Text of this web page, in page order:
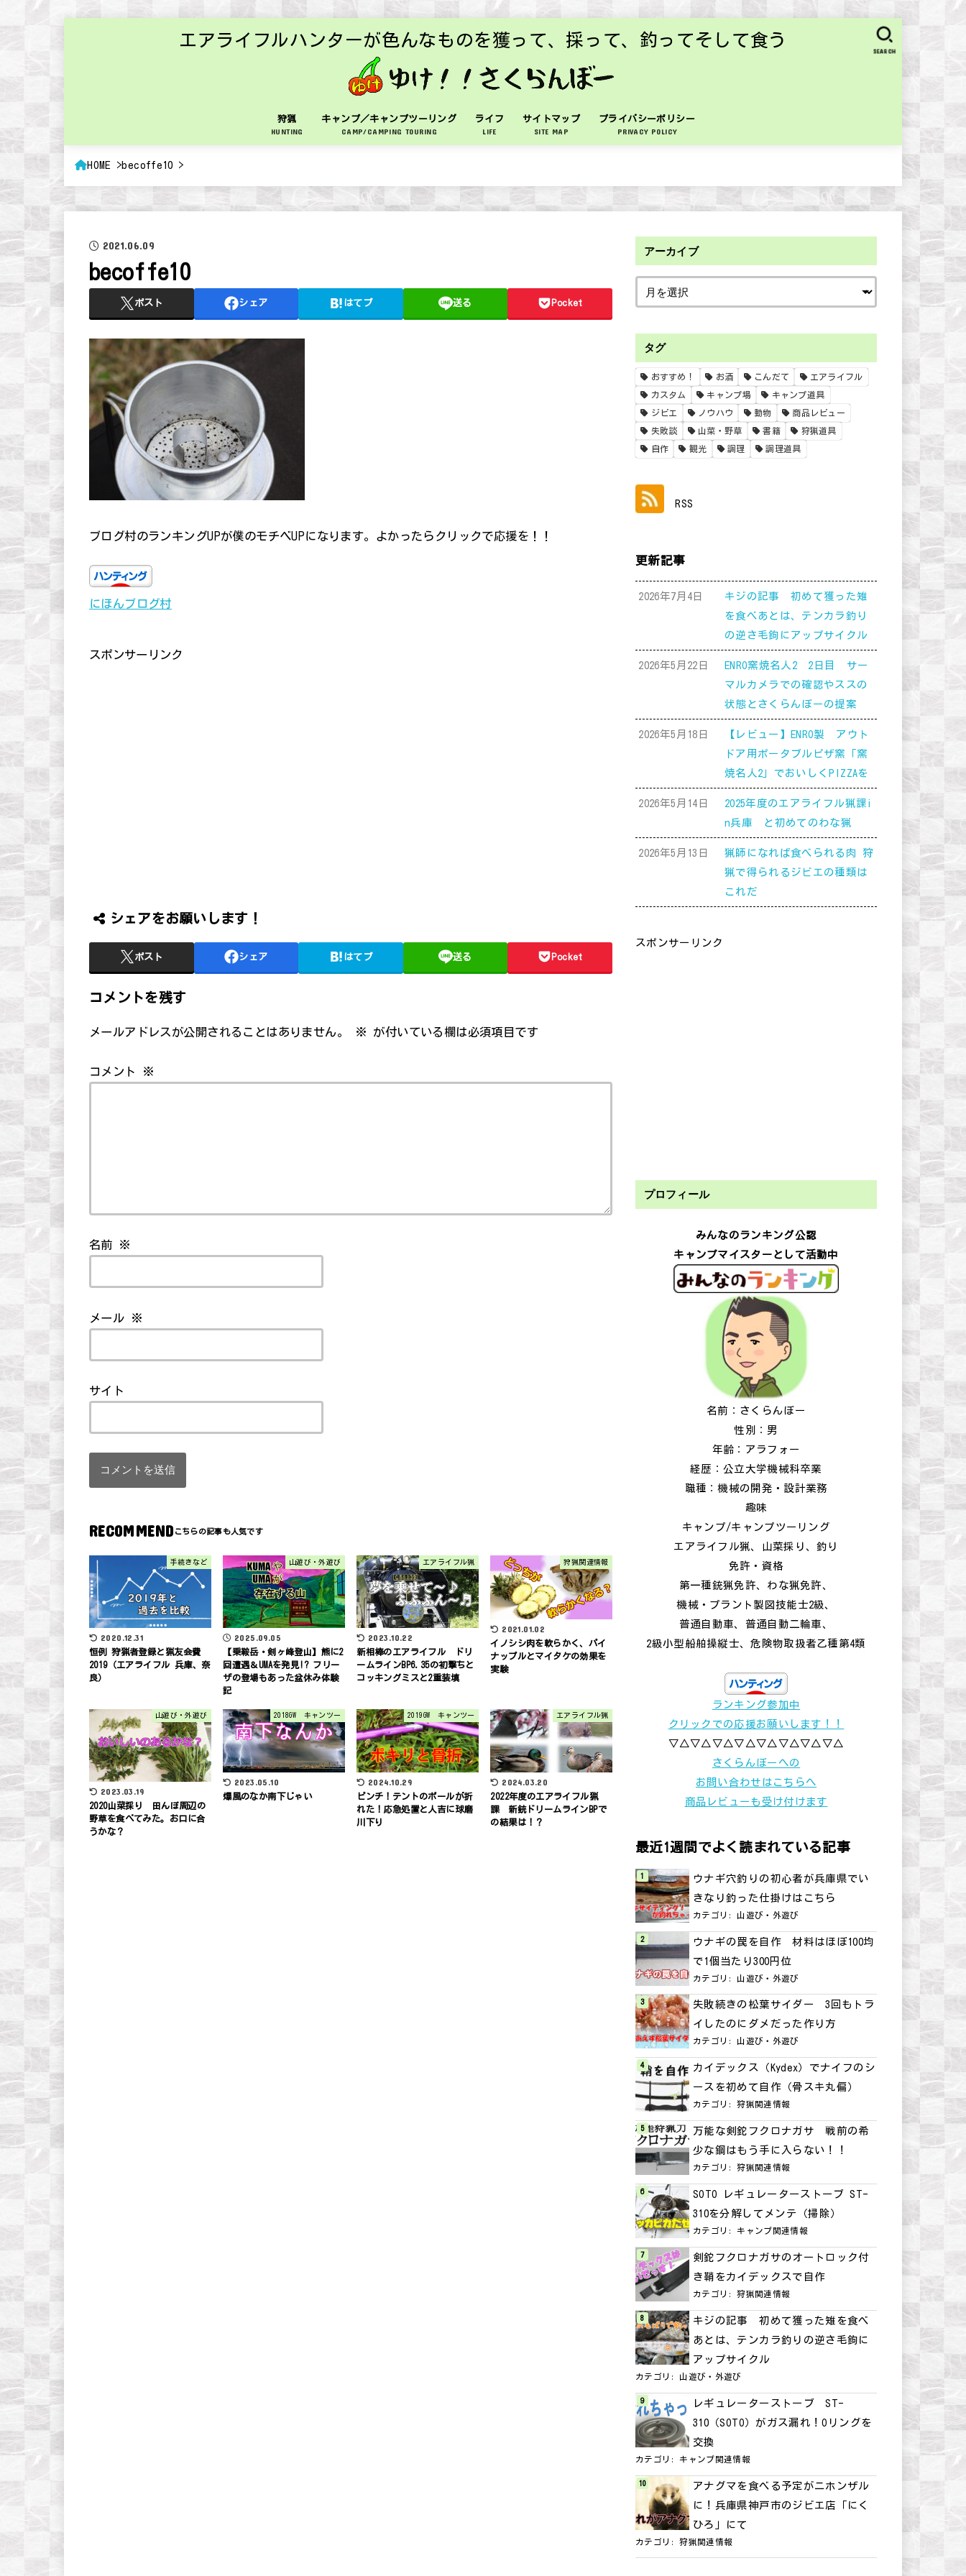
エアライフルハンターが色んなものを獲って、採って、釣ってそして食う
狩猟
HUNTING
キャンプ／キャンプツーリング
CAMP/CAMPING TOURING
ライフ
LIFE
サイトマップ
SITE MAP
プライバシーポリシー
PRIVACY POLICY
SEARCH
HOME becoffe10
2021.06.09
becoffe10
ポスト シェア はてブ 送る Pocket
ブログ村のランキングUPが僕のモチベUPになります。よかったらクリックで応援を！！
にほんブログ村
スポンサーリンク
シェアをお願いします！
ポスト シェア はてブ 送る Pocket
コメントを残す
メールアドレスが公開されることはありません。 ※ が付いている欄は必須項目です
コメント ※
名前 ※
メール ※
サイト
RECOMMEND
手続きなど
2020.12.31
恒例 狩猟者登録と猟友会費
2019（エアライフル 兵庫、奈
良）
山遊び・外遊び
2025.09.05
【乗鞍岳・剣ヶ峰登山】熊に2
回遭遇＆UMAを発見!? フリー
ザの登場もあった盆休み体験
記
エアライフル猟
2023.10.22
新相棒のエアライフル ドリ
ームラインBP6.35の初撃ちと
コッキングミスと2重装填
狩猟関連情報
2021.01.02
イノシシ肉を軟らかく、パイ
ナップルとマイタケの効果を
実験
山遊び・外遊び
2023.03.19
2020山菜採り 田んぼ周辺の
野草を食べてみた。お口に合
うかな？
2018GW キャンツー
2023.05.10
爆風のなか南下じゃい
2019GW キャンツー
2024.10.29
ピンチ！テントのポールが折
れた！応急処置と人吉に球磨
川下り
エアライフル猟
2024.03.20
2022年度のエアライフル猟
課 新銃ドリームラインBPで
の結果は！？
アーカイブ
タグ
おすすめ！ お酒 こんだて エアライフル
カスタム キャンプ場 キャンプ道具
ジビエ ノウハウ 動物 商品レビュー
失敗談 山菜・野草 書籍 狩猟道具
自作 観光 調理 調理道具
RSS
更新記事
2026年7月4日
キジの記事 初めて獲った雉
を食べあとは、テンカラ釣り
の逆さ毛鉤にアップサイクル
2026年5月22日
ENRO窯焼名人2 2日目 サー
マルカメラでの確認やススの
状態とさくらんぼーの提案
2026年5月18日
【レビュー】ENRO製 アウト
ドア用ポータブルピザ窯「窯
焼名人2」でおいしくPIZZAを
2026年5月14日
2025年度のエアライフル猟課i
n兵庫 と初めてのわな猟
2026年5月13日
猟師になれば食べられる肉 狩
猟で得られるジビエの種類は
これだ
スポンサーリンク
プロフィール
みんなのランキング公認
キャンプマイスターとして活動中
名前：さくらんぼー
性別：男
年齢：アラフォー
経歴：公立大学機械科卒業
職種：機械の開発・設計業務
趣味
キャンプ/キャンプツーリング
エアライフル猟、山菜採り、釣り
免許・資格
第一種銃猟免許、わな猟免許、
機械・プラント製図技能士2級、
普通自動車、普通自動二輪車、
2級小型船舶操縦士、危険物取扱者乙種第4類
ランキング参加中
クリックでの応援お願いします！！
▽△▽△▽△▽△▽△▽△▽△▽△
さくらんぼーへの
お問い合わせはこちらへ
商品レビューも受け付けます
最近1週間でよく読まれている記事
ウナギ穴釣りの初心者が兵庫県でい
きなり釣った仕掛けはこちら
カテゴリ: 山遊び・外遊び
ウナギの罠を自作 材料はほぼ100均
で1個当たり300円位
カテゴリ: 山遊び・外遊び
失敗続きの松葉サイダー 3回もトラ
イしたのにダメだった作り方
カテゴリ: 山遊び・外遊び
カイデックス（Kydex）でナイフのシ
ースを初めて自作（骨スキ丸偏）
カテゴリ:狩猟関連情報
万能な剣鉈フクロナガサ 戦前の希
少な鋼はもう手に入らない！！
カテゴリ:狩猟関連情報
SOTO レギュレーターストーブ ST-
310を分解してメンテ（掃除）
カテゴリ:キャンプ関連情報
剣鉈フクロナガサのオートロック付
き鞘をカイデックスで自作
カテゴリ:狩猟関連情報
キジの記事 初めて獲った雉を食べ
あとは、テンカラ釣りの逆さ毛鉤に
アップサイクル
カテゴリ: 山遊び・外遊び
レギュレーターストーブ ST-
310（SOTO）がガス漏れ！Oリングを
交換
カテゴリ:キャンプ関連情報
アナグマを食べる予定がニホンザル
に！兵庫県神戸市のジビエ店「にく
ひろ」にて
カテゴリ:狩猟関連情報